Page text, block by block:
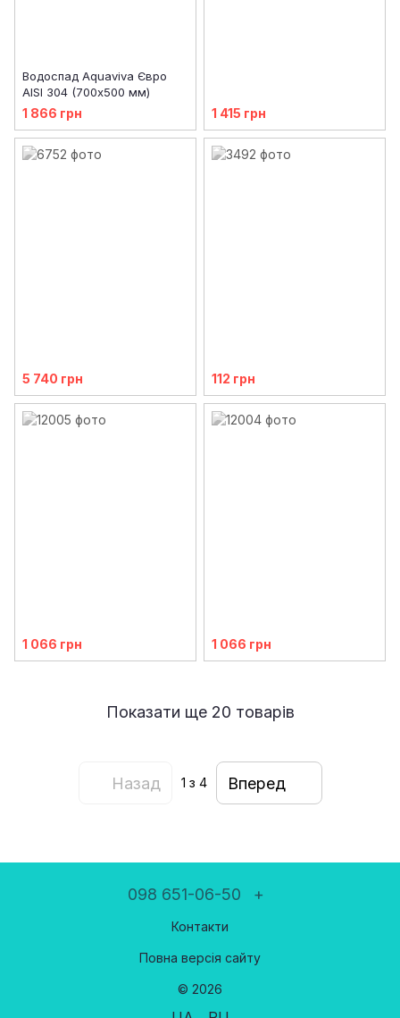
Водоспад Aquaviva Євро
AISI 304 (700х500 мм)
1 866 грн 1 415 грн
5 740 грн 112 грн
1 066 грн 1 066 грн
Показати ще 20 товарів
Назад 1 з 4 Вперед
098 651-06-50 +
Контакти
Повна версія сайту
© 2026